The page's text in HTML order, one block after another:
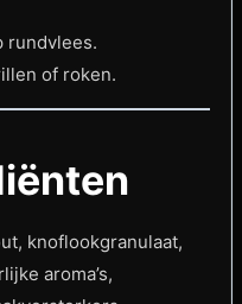
rundvlees.
of roken.
knoflookgranulaat,
aroma’s,